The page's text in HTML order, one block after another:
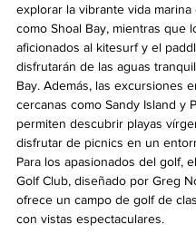
explorar la vibrante vida marina
como Shoal Bay, mientras que
aficionados al kitesurf y el
disfrutarán de las aguas
Bay. Además, las excursiones
cercanas como Sandy Island y
permiten descubrir playas
disfrutar de picnics en un
Para los apasionados del golf,
Golf Club, diseñado por Greg
ofrece un campo de golf de
con vistas espectaculares.